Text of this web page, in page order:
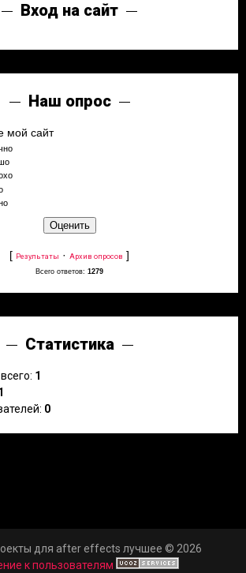
Вход на сайт
Наш опрос
мой сайт
[ Результаты · Архив опросов ]
Всего ответов: 1279
Статистика
1
0
для after effects лучшее © 2026
к пользователям